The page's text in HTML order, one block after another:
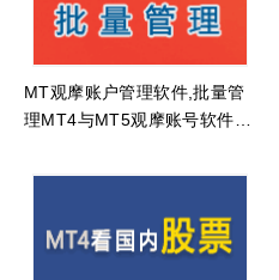
MT观摩账户管理软件,批量管
理MT4与MT5观摩账号软件,